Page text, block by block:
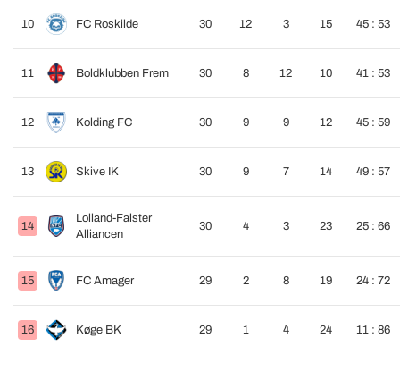
10 FC Roskilde 30 12 3 15 45 : 53
11 Boldklubben Frem 30 8 12 10 41 : 53
12 Kolding FC 30 9 9 12 45 : 59
13 Skive IK 30 9 7 14 49 : 57
14
Lolland-Falster
Alliancen
30 4 3 23 25 : 66
15 FC Amager 29 2 8 19 24 : 72
16 Køge BK 29 1 4 24 11 : 86